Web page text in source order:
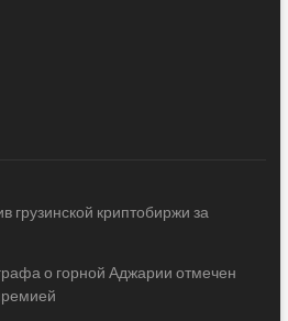
грузинской криптобиржи за
о горной Аджарии отмечен